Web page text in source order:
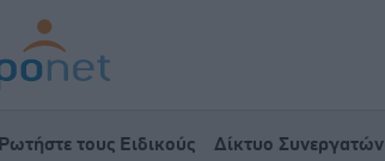
Ρωτήστε τους Ειδικούς Δίκτυο Συνεργατών